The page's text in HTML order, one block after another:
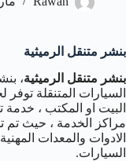
بنشر متنقل الرميثية
بنشر متنقل الرميثية،
السيارات المتنقلة
البيت او المكتب ،
مراكز الخدمة ، حيث تم
الادوات والمعدات
السيارات.